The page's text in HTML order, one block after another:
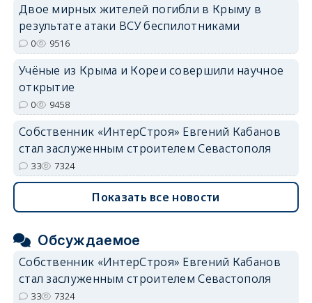
Двое мирных жителей погибли в Крыму в
результате атаки ВСУ беспилотниками
0 9516
Учёные из Крыма и Кореи совершили научное
открытие
0 9458
Собственник «ИнтерСтроя» Евгений Кабанов
стал заслуженным строителем Севастополя
33 7324
Показать все новости
Обсуждаемое
Собственник «ИнтерСтроя» Евгений Кабанов
стал заслуженным строителем Севастополя
33 7324